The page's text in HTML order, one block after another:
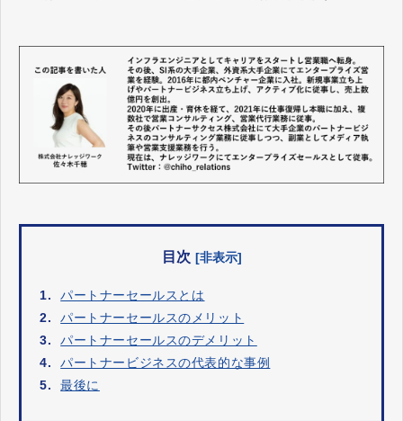
目次 [非表示]
1.
パートナーセールスとは
2.
パートナーセールスのメリット
3.
パートナーセールスのデメリット
4.
パートナービジネスの代表的な事例
5.
最後に